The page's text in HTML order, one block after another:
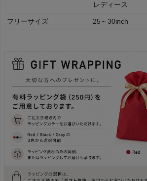
レディース
フリーサイズ 25～30inch